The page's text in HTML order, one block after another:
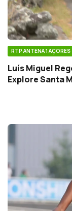
RTP ANTENA 1 AÇORES
Luís Miguel
Explore Santa